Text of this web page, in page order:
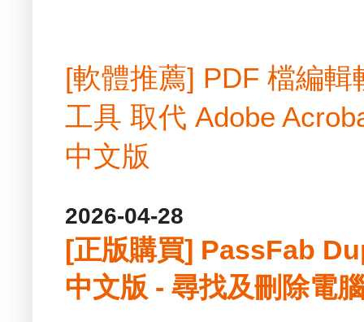
[軟體推薦] PDF 檔編
工具 取代 Adobe
中文版
2026-04-28
[正版購買] PassFab
中文版 - 尋找及刪除電